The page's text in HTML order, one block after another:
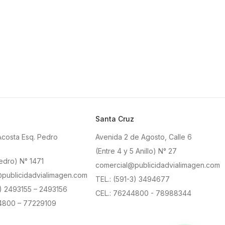
Esq. Pedro
N° 1471
2493155 – 2493156
– 77229109
Santa Cruz
Avenida 2 de Agosto, Calle 6
(Entre 4 y 5 Anillo) N° 27
comercial@publicidadvialimagen.com
TEL.: (591-3) 3494677
CEL.: 76244800 - 78988344